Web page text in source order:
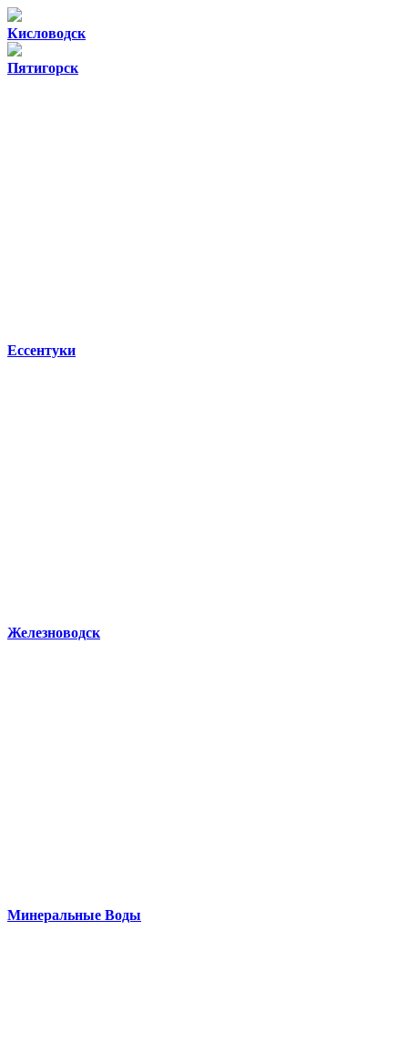
Кисловодск
Пятигорск
Ессентуки
Железноводск
Минеральные Воды